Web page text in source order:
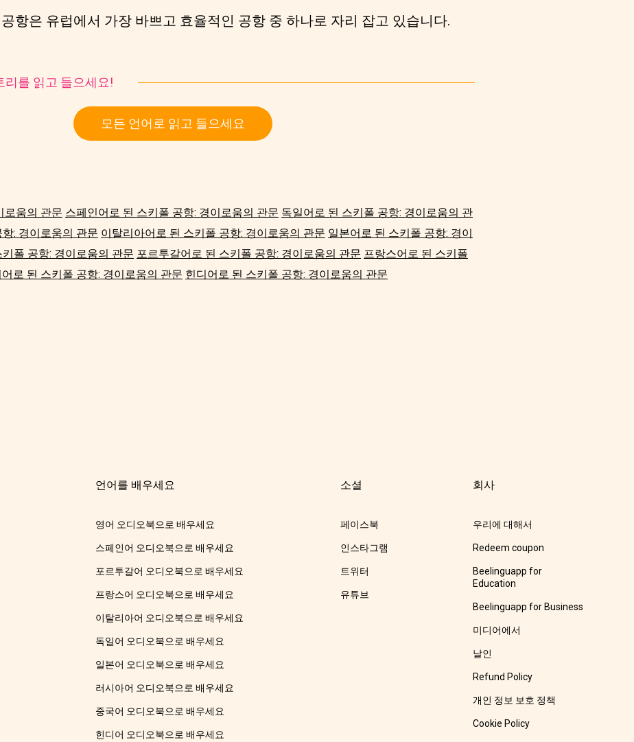
항은 유럽에서 가장 바쁘고 효율적인 공항 중 하나로 자리 잡고 있습니다.
리를 읽고 들으세요!
모든 언어로 읽고 들으세요
로움의 관문 스페인어로 된 스키폴 공항: 경이로움의 관문 독일어로 된 스키폴 공항: 경이로움의 관
: 경이로움의 관문 이탈리아어로 된 스키폴 공항: 경이로움의 관문 일본어로 된 스키폴 공항: 경이
폴 공항: 경이로움의 관문 포르투갈어로 된 스키폴 공항: 경이로움의 관문 프랑스어로 된 스키폴
로 된 스키폴 공항: 경이로움의 관문 힌디어로 된 스키폴 공항: 경이로움의 관문
언어를 배우세요
영어 오디오북으로 배우세요
스페인어 오디오북으로 배우세요
포르투갈어 오디오북으로 배우세요
프랑스어 오디오북으로 배우세요
이탈리아어 오디오북으로 배우세요
독일어 오디오북으로 배우세요
일본어 오디오북으로 배우세요
러시아어 오디오북으로 배우세요
중국어 오디오북으로 배우세요
힌디어 오디오북으로 배우세요
소셜
페이스북
인스타그램
트위터
유튜브
회사
우리에 대해서
Redeem coupon
Beelinguapp for
Education
Beelinguapp for Business
미디어에서
날인
Refund Policy
개인 정보 보호 정책
Cookie Policy